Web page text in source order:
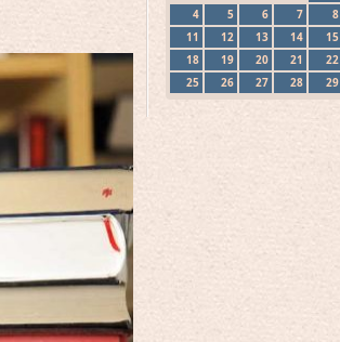
4
5 6 7 8
11
12 13 14 15
18
19 20 21 22
25
26 27 28 29